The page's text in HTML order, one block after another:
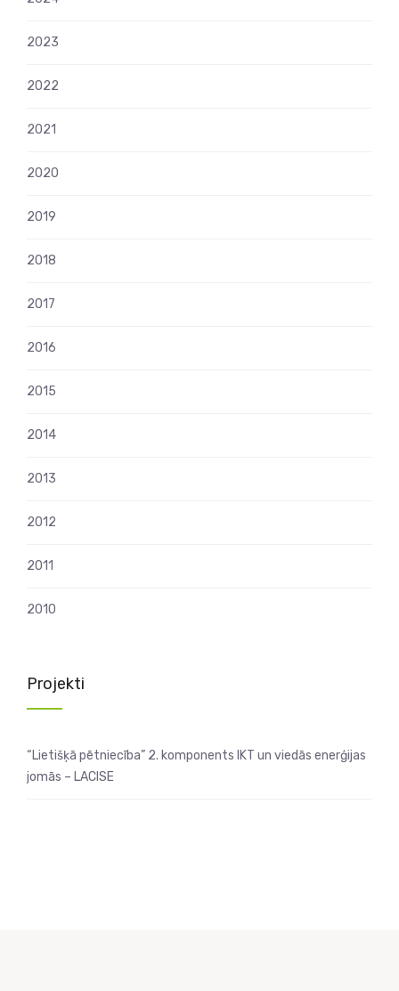
2023
2022
2021
2020
2019
2018
2017
2016
2015
2014
2013
2012
2011
2010
Projekti
“Lietišķā pētniecība” 2. komponents IKT un viedās enerģijas
jomās – LACISE